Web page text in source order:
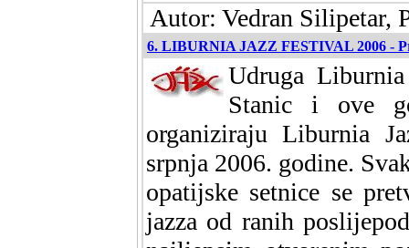
Autor: Vedran Silipetar,
6. LIBURNIA JAZZ FESTIVAL 2006 -
Udruga
Stanic i ove
organiziraju Liburnia
srpnja 2006. godine.
opatijske setnice se
jazza od ranih